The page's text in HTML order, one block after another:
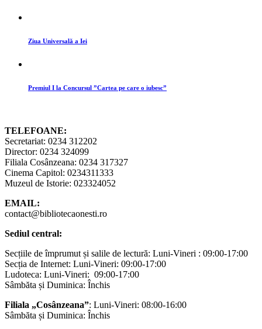
Ziua Universală a Iei
Premiul I la Concursul ”Cartea pe care o iubesc”
TELEFOANE:
Secretariat: 0234 312202
Director: 0234 324099
Filiala Cosânzeana: 0234 317327
Cinema Capitol: 0234311333
Muzeul de Istorie: 023324052
EMAIL:
contact@bibliotecaonesti.ro
Sediul central:
Secțiile de împrumut și salile de lectură: Luni-Vineri : 09:00-17:00
Secția de Internet: Luni-Vineri: 09:00-17:00
Ludoteca: Luni-Vineri: 09:00-17:00
Sâmbăta și Duminica: Închis
Filiala „Cosânzeana”: Luni-Vineri: 08:00-16:00
Sâmbăta și Duminica: Închis